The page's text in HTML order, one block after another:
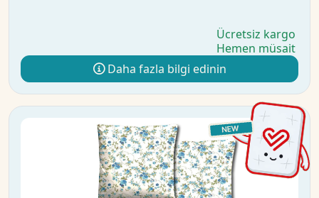
Ücretsiz kargo
Hemen müsait
Daha fazla bilgi edinin